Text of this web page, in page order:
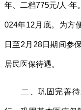
年、二档775元/人·
024年12月底。为方
日至2月28日期间参
居民医保待遇。
二、巩固完善待